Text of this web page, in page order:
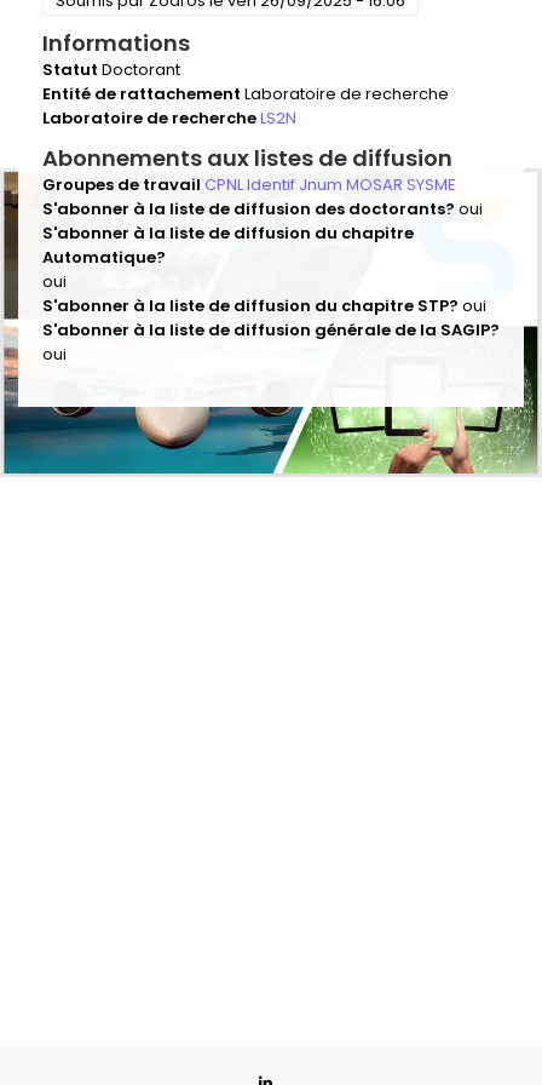
Informations
Statut Doctorant
Entité de rattachement Laboratoire de recherche
Laboratoire de rechercheLS2N
Abonnements aux listes de diffusion
Groupes de travail CPNLIdentif Jnum MOSAR SYSME
S'abonner à la liste de diffusion des doctorants? oui
S'abonner à la liste de diffusion du chapitre
Automatique?
oui
S'abonner à la liste de diffusion du chapitre STP? oui
S'abonner à la liste de diffusion générale de la SAGIP?
oui